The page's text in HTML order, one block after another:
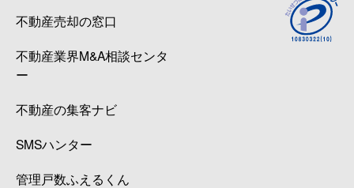
不動産売却の窓口
不動産業界M&A相談センタ
ー
不動産の集客ナビ
SMSハンター
管理戸数ふえるくん